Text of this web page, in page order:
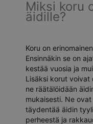
Miksi koru
äidille?
Koru on
Ensinnäkin se on
kestää vuosia ja
Lisäksi korut voivat
ne räätälöidään
mukaisesti. Ne
täydentää äidin
perheestä ja